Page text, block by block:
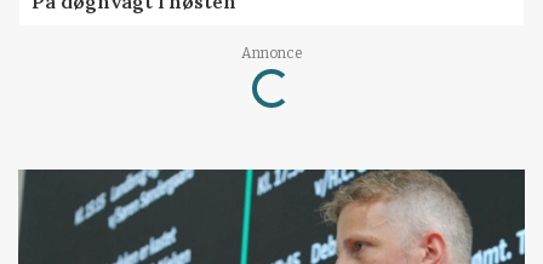
Annonce
Loading...